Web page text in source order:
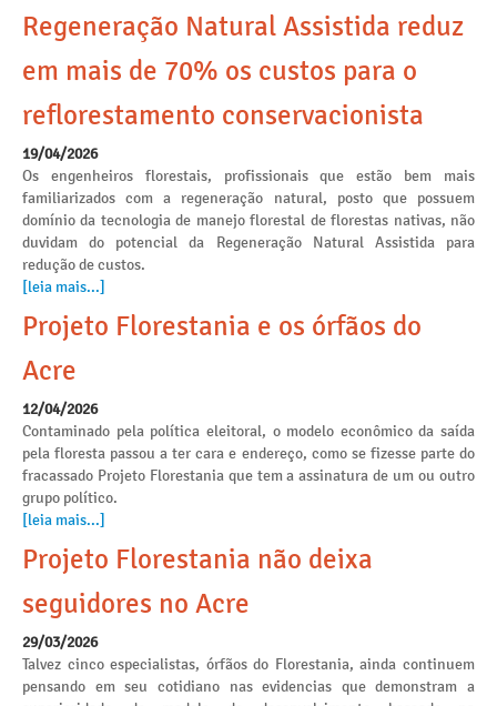
Regeneração Natural Assistida reduz
em mais de 70% os custos para o
reflorestamento conservacionista
19/04/2026
Os engenheiros florestais, profissionais que estão bem mais
familiarizados com a regeneração natural, posto que possuem
domínio da tecnologia de manejo florestal de florestas nativas, não
duvidam do potencial da Regeneração Natural Assistida para
redução de custos.
[leia mais...]
Projeto Florestania e os órfãos do
Acre
12/04/2026
Contaminado pela política eleitoral, o modelo econômico da saída
pela floresta passou a ter cara e endereço, como se fizesse parte do
fracassado Projeto Florestania que tem a assinatura de um ou outro
grupo político.
[leia mais...]
Projeto Florestania não deixa
seguidores no Acre
29/03/2026
Talvez cinco especialistas, órfãos do Florestania, ainda continuem
pensando em seu cotidiano nas evidencias que demonstram a